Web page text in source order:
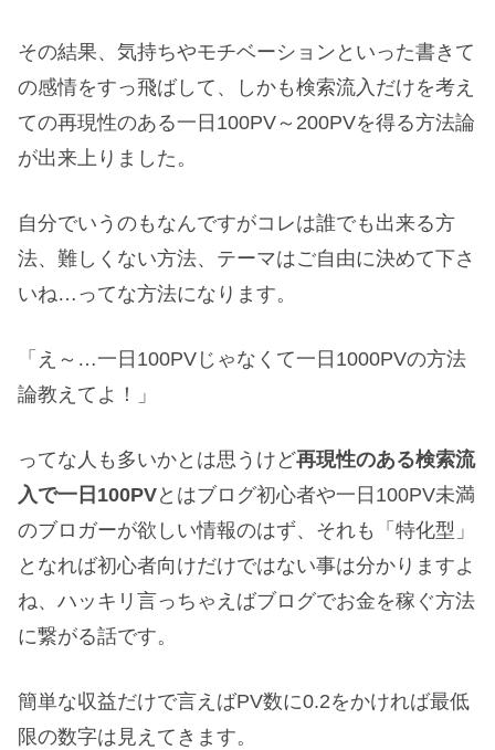
その結果、気持ちやモチベーションといった書きて
の感情をすっ飛ばして、しかも検索流入だけを考え
ての再現性のある一日100PV～200PVを得る方法論
が出来上りました。
自分でいうのもなんですがコレは誰でも出来る方
法、難しくない方法、テーマはご自由に決めて下さ
いね…ってな方法になります。
「え～…一日100PVじゃなくて一日1000PVの方法
論教えてよ！」
ってな人も多いかとは思うけど再現性のある検索流
入で一日100PVとはブログ初心者や一日100PV未満
のブロガーが欲しい情報のはず、それも「特化型」
となれば初心者向けだけではない事は分かりますよ
ね、ハッキリ言っちゃえばブログでお金を稼ぐ方法
に繋がる話です。
簡単な収益だけで言えばPV数に0.2をかければ最低
限の数字は見えてきます。